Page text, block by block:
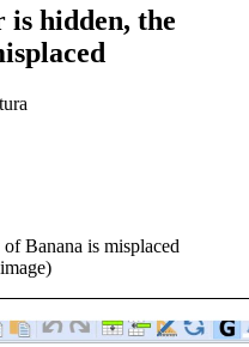
is hidden, the
Banana is misplaced